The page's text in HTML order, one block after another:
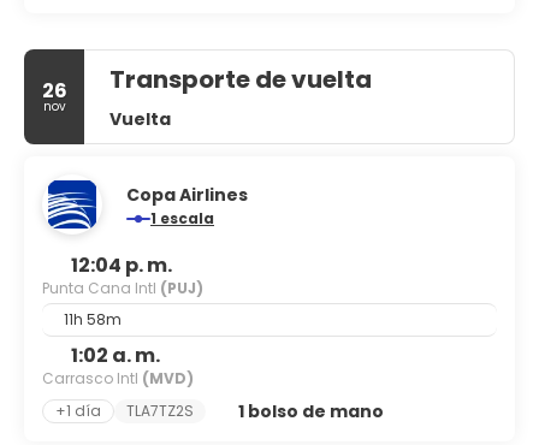
26
nov
Transporte de vuelta
Vuelta
Copa Airlines
1 escala
12:04 p. m.
Punta Cana Intl (PUJ)
11h 58m
1:02 a. m.
Carrasco Intl (MVD)
+1 día
TLA7TZ2S 1 bolso de mano